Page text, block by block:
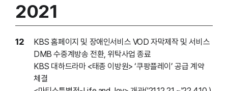
2021
12
KBS 홈페이지 및 장애인서비스 VOD 자막제작 및 서비스
DMB 수중계방송 전환, 위탁사업 종료
KBS 대하드라마 <태종 이방원> ‘쿠팡플레이’ 공급 계약
체결